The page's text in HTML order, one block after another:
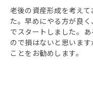
老後の資産形成を考え
た。早めにやる方が良
でスタートしました。
ので損はないと思いま
ことをお勧めします。